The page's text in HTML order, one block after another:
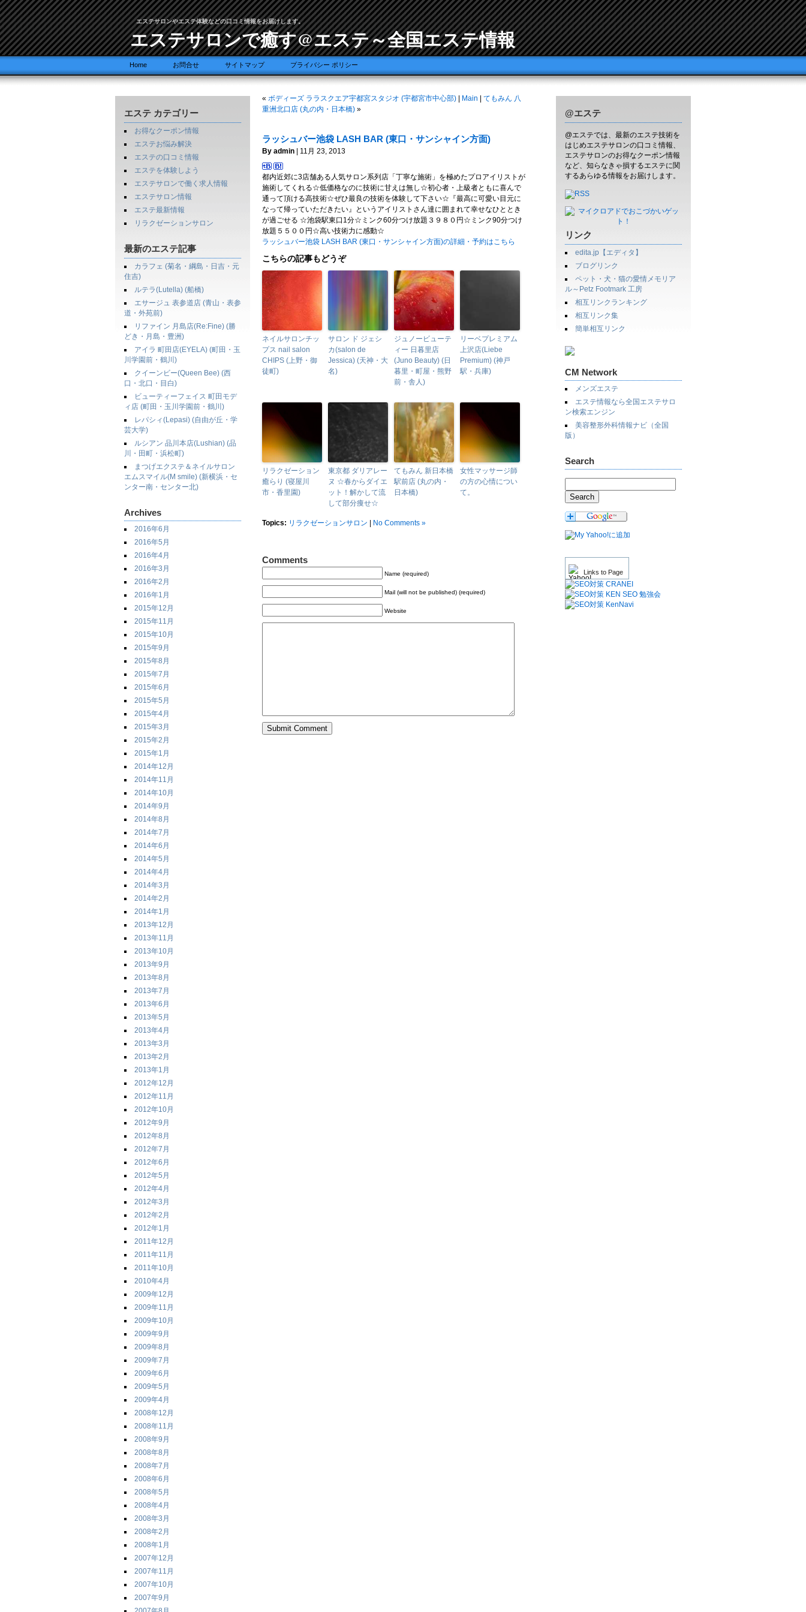
エステサロンやエステ体験などの口コミ情報をお届けします。
エステサロンで癒す@エステ～全国エステ情報
Home お問合せ サイトマップ プライバシー ポリシー
エステ カテゴリー
お得なクーポン情報
エステお悩み解決
エステの口コミ情報
エステを体験しよう
エステサロンで働く求人情報
エステサロン情報
エステ最新情報
リラクゼーションサロン
最新のエステ記事
カラフェ (菊名・綱島・日吉・元
住吉)
ルテラ(Lutella) (船橋)
エサージュ 表参道店 (青山・表参
道・外苑前)
リファイン 月島店(Re:Fine) (勝
どき・月島・豊洲)
アイラ 町田店(EYELA) (町田・玉
川学園前・鶴川)
クイーンビー(Queen Bee) (西
口・北口・目白)
ビューティーフェイス 町田モデ
ィ店 (町田・玉川学園前・鶴川)
レパシィ(Lepasi) (自由が丘・学
芸大学)
ルシアン 品川本店(Lushian) (品
川・田町・浜松町)
まつげエクステ＆ネイルサロン
エムスマイル(M smile) (新横浜・セ
ンター南・センター北)
Archives
2016年6月
2016年5月
2016年4月
2016年3月
2016年2月
2016年1月
2015年12月
2015年11月
2015年10月
2015年9月
2015年8月
2015年7月
2015年6月
2015年5月
2015年4月
2015年3月
2015年2月
2015年1月
2014年12月
2014年11月
2014年10月
2014年9月
2014年8月
2014年7月
2014年6月
2014年5月
2014年4月
2014年3月
2014年2月
2014年1月
2013年12月
2013年11月
2013年10月
2013年9月
2013年8月
2013年7月
2013年6月
2013年5月
2013年4月
2013年3月
2013年2月
2013年1月
2012年12月
2012年11月
2012年10月
2012年9月
2012年8月
2012年7月
2012年6月
2012年5月
2012年4月
2012年3月
2012年2月
2012年1月
2011年12月
2011年11月
2011年10月
2010年4月
2009年12月
2009年11月
2009年10月
2009年9月
2009年8月
2009年7月
2009年6月
2009年5月
2009年4月
2008年12月
2008年11月
2008年9月
2008年8月
2008年7月
2008年6月
2008年5月
2008年4月
2008年3月
2008年2月
2008年1月
2007年12月
2007年11月
2007年10月
2007年9月
@エステ
@エステでは、最新のエステ技術を
はじめエステサロンの口コミ情報、
エステサロンのお得なクーポン情報
など、知らなきゃ損するエステに関
するあらゆる情報をお届けします。
リンク
edita.jp【エディタ】
ブログリンク
ペット・犬・猫の愛情メモリア
ル～Petz Footmark 工房
相互リンクランキング
相互リンク集
簡単相互リンク
CM Network
メンズエステ
エステ情報なら全国エステサロ
ン検索エンジン
美容整形外科情報ナビ（全国
版）
Search
Links to Page
« ボディーズ ララスクエア宇都宮スタジオ (宇都宮市中心部) Main
てもみん 八
重洲北口店 (丸の内・日本橋) »
ラッシュバー池袋 LASH BAR (東口・サンシャイン方面)
By admin | 11月 23, 2013
都内近郊に3店舗ある人気サロン系列店「丁寧な施術」を極めたプロアイリストが
施術してくれる☆低価格なのに技術に甘えは無し☆初心者・上級者ともに喜んで
通って頂ける高技術☆ぜひ最良の技術を体験して下さい☆『最高に可愛い目元に
なって帰っていただきたい』というアイリストさん達に囲まれて幸せなひととき
が過ごせる ☆池袋駅東口1分☆ミンク60分つけ放題３９８０円☆ミンク90分つけ
放題５５００円☆高い技術力に感動☆
ラッシュバー池袋 LASH BAR (東口・サンシャイン方面)の詳細・予約はこちら
こちらの記事もどうぞ
ネイルサロンチッ
プス nail salon
CHIPS (上野・御
徒町)
サロン ド ジェシ
カ(salon de
Jessica) (天神・大
名)
ジュノービューテ
ィー 日暮里店
(Juno Beauty) (日
暮里・町屋・熊野
前・舎人)
リーベプレミアム
上沢店(Liebe
Premium) (神戸
駅・兵庫)
リラクゼーション
癒らり (寝屋川
市・香里園)
東京都 ダリアレー
ヌ ☆春からダイエ
ット！解かして流
して部分痩せ☆
てもみん 新日本橋
駅前店 (丸の内・
日本橋)
女性マッサージ師
の方の心情につい
て。
Topics: リラクゼーションサロン No Comments »
Comments
Name (required)
Mail (will not be published) (required)
Website